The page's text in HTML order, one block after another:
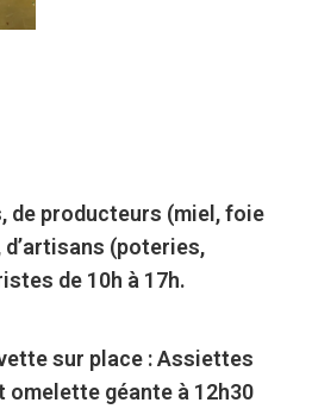
de producteurs (miel, foie
(poteries,
de 10h à 17h.
sur place : Assiettes
omelette géante à 12h30